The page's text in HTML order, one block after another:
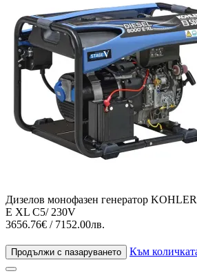
Дизелов монофазен генератор
Е XL C5/ 230V
3656.76€ / 7152.00лв.
Продължи с пазаруването Към